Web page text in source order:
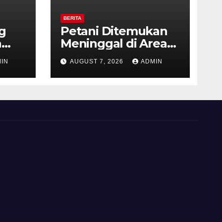
BERITA
Petani Ditemukan
Meninggal di Area
Persawahan
Kalibeji, Polisi
Pastikan Tidak Ada
AUGUST 7, 2026 ADMIN